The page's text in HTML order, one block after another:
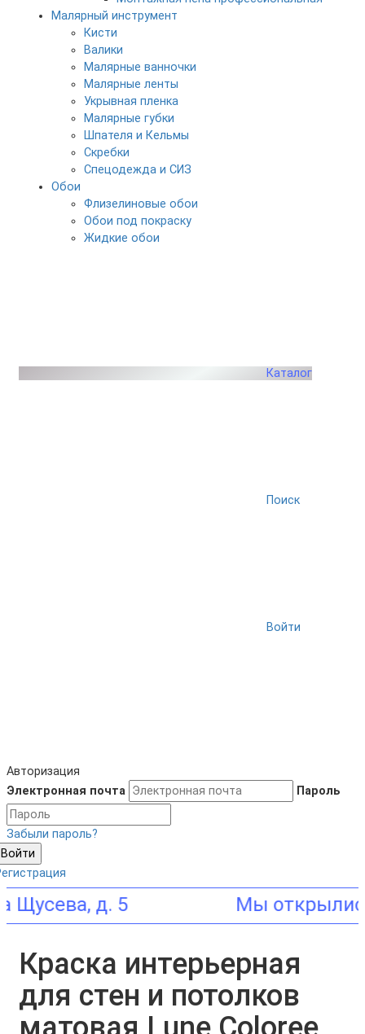
Малярный инструмент
Кисти
Валики
Малярные ванночки
Малярные ленты
Укрывная пленка
Малярные губки
Шпателя и Кельмы
Скребки
Спецодежда и СИЗ
Обои
Флизелиновые обои
Обои под покраску
Жидкие обои
Каталог
Поиск
Войти
Авторизация
Электронная почта
Пароль
Забыли пароль?
Войти
д. 5
Краска интерьерная
для стен и потолков